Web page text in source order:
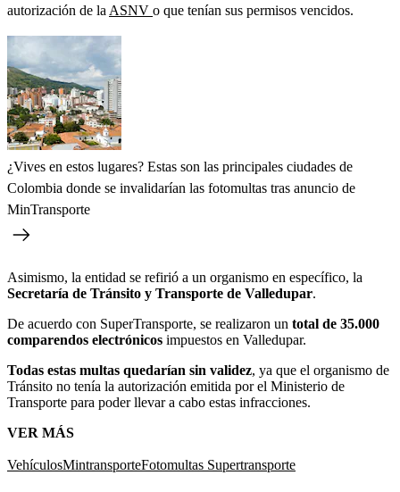
autorización de la ASNV o que tenían sus permisos vencidos.
¿Vives en estos lugares? Estas son las principales ciudades de
Colombia donde se invalidarían las fotomultas tras anuncio de
MinTransporte
Asimismo, la entidad se refirió a un organismo en específico, la
Secretaría de Tránsito y Transporte de Valledupar.
De acuerdo con SuperTransporte, se realizaron un total de 35.000
comparendos electrónicos impuestos en Valledupar.
Todas estas multas quedarían sin validez, ya que el organismo de
Tránsito no tenía la autorización emitida por el Ministerio de
Transporte para poder llevar a cabo estas infracciones.
VER MÁS
VehículosMintransporteFotomultas Supertransporte